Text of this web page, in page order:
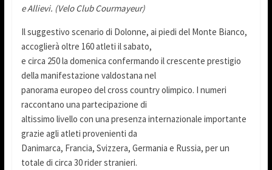
e Allievi. (Velo Club Courmayeur)
Il suggestivo scenario di Dolonne, ai piedi del Monte Bianco,
accoglierà oltre 160 atleti il sabato,
e circa 250 la domenica confermando il crescente prestigio
della manifestazione valdostana nel
panorama europeo del cross country olimpico. I numeri
raccontano una partecipazione di
altissimo livello con una presenza internazionale importante
grazie agli atleti provenienti da
Danimarca, Francia, Svizzera, Germania e Russia, per un
totale di circa 30 rider stranieri.